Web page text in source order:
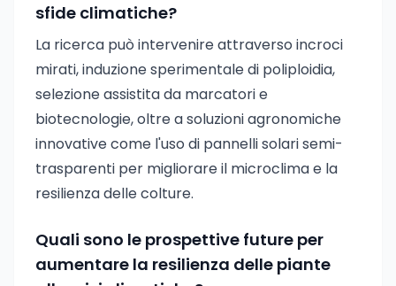
sfide climatiche?
La ricerca può intervenire attraverso incroci
mirati, induzione sperimentale di poliploidia,
selezione assistita da marcatori e
biotecnologie, oltre a soluzioni agronomiche
innovative come l'uso di pannelli solari semi-
trasparenti per migliorare il microclima e la
resilienza delle colture.
Quali sono le prospettive future per
aumentare la resilienza delle piante